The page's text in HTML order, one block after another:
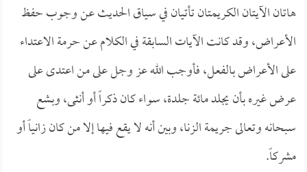
هاتان الآيتان الكريمتان تأتيان في سياق الحديث عن وجوب حفظ
الأعراض، وقد كانت الآيات السابقة في الكلام عن حرمة الاعتداء
على الأعراض بالفعل، فأوجب الله عز وجل على من اعتدى على
عرض غيره بأن يجلد مائة جلدة، سواء كان ذكراً أو أنثى، وبشع
سبحانه وتعالى جريمة الزنا، وبين أنه لا يقع فيها إلا من كان زانياً أو
مشركاً.